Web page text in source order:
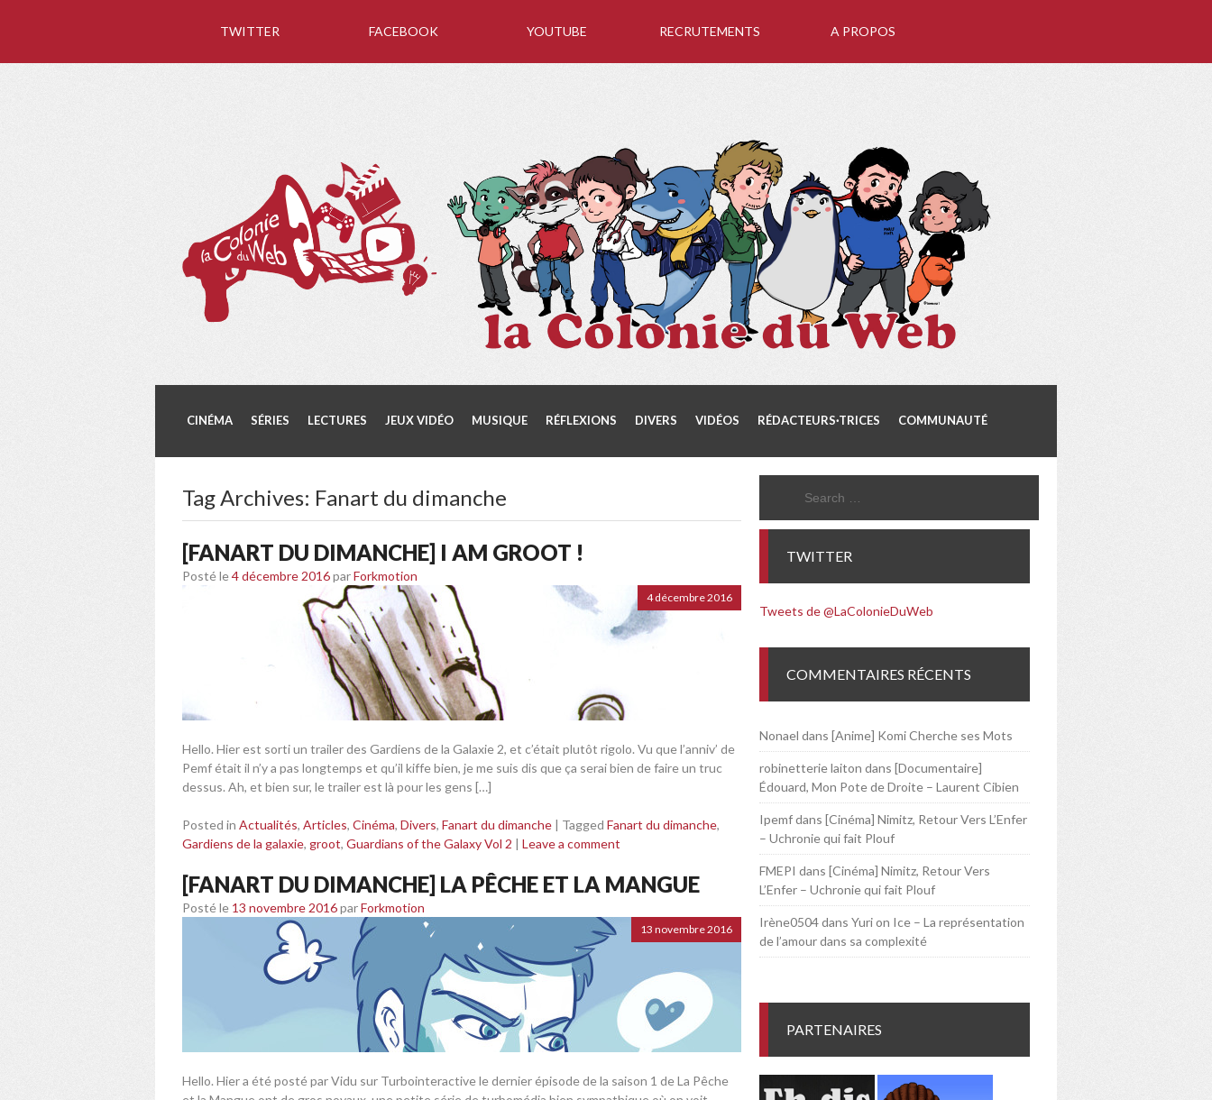
TWITTER FACEBOOK YOUTUBE RECRUTEMENTS A PROPOS
CINÉMA SÉRIES LECTURES JEUX VIDÉO MUSIQUE RÉFLEXIONS DIVERS VIDÉOS RÉDACTEURS·TRICES COMMUNAUTÉ
Tag Archives: Fanart du dimanche
[FANART DU DIMANCHE] I AM GROOT !
Posté le4 décembre 2016parForkmotion
4 décembre 2016
Hello. Hier est sorti un trailer des Gardiens de la Galaxie 2, et c’était plutôt rigolo. Vu que l’anniv’ de
Pemf était il n’y a pas longtemps et qu’il kiffe bien, je me suis dis que ça serai bien de faire un truc
dessus. Ah, et bien sur, le trailer est là pour les gens […]
Posted in Actualités, Articles, Cinéma, Divers, Fanart du dimanche | Tagged Fanart du dimanche,
Gardiens de la galaxie, groot, Guardians of the Galaxy Vol 2 | Leave a comment
[FANART DU DIMANCHE] LA PÊCHE ET LA MANGUE
Posté le 13 novembre 2016parForkmotion
13 novembre 2016
Hello. Hier a été posté par Vidu sur Turbointeractive le dernier épisode de la saison 1 de La Pêche
TWITTER
Tweets de @LaColonieDuWeb
COMMENTAIRES RÉCENTS
Nonael dans [Anime] Komi Cherche ses Mots
robinetterie laiton dans [Documentaire]
Édouard, Mon Pote de Droite – Laurent Cibien
Ipemfdans [Cinéma] Nimitz, Retour Vers L’Enfer
– Uchronie qui fait Plouf
FMEPI dans [Cinéma] Nimitz, Retour Vers
L’Enfer – Uchronie qui fait Plouf
Irène0504dans Yuri on Ice – La représentation
de l’amour dans sa complexité
PARTENAIRES